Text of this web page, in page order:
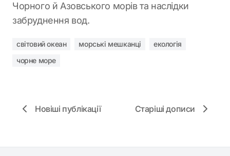
Чорного й Азовського морів та наслідки
забруднення вод.
світовий океан морські мешканці
екологія
чорне море
Новіші публікації Старіші дописи